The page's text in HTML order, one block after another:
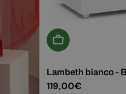
Aggiungi Al
Lambeth bianco -
Prezzo
119,00€